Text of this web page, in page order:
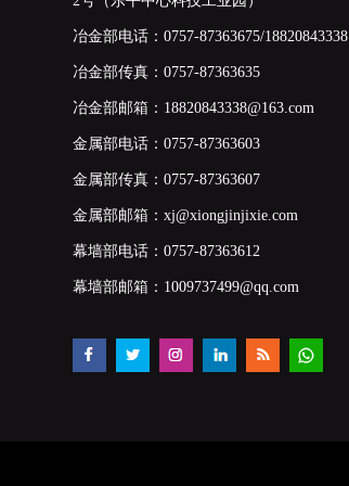
冶金部电话：0757-87363675/18820843338
冶金部传真：0757-87363635
冶金部邮箱： 18820843338@163.com
金属部电话：0757-87363603
金属部传真：0757-87363607
金属部邮箱：xj@xiongjinjixie.com
幕墙部电话：0757-87363612
幕墙部邮箱： 1009737499@qq.com